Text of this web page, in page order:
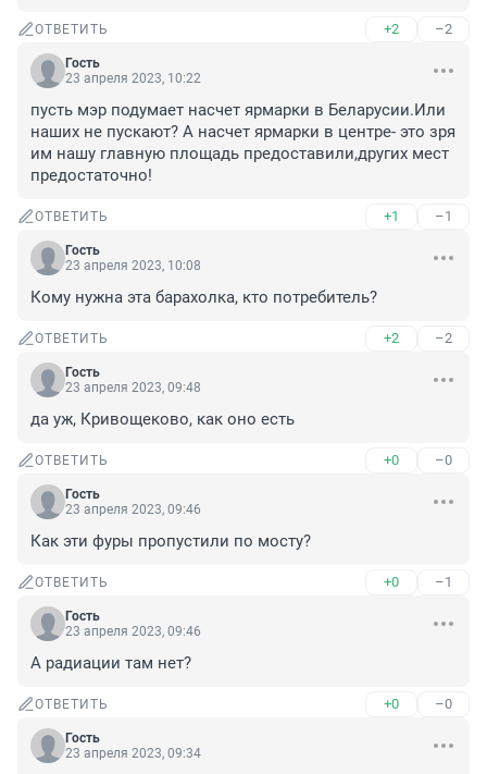
ОТВЕТИТЬ +2 –2
Гость
23 апреля 2023, 10:22
пусть мэр подумает насчет ярмарки в Беларусии.Или
наших не пускают? А насчет ярмарки в центре- это зря
им нашу главную площадь предоставили,других мест
предостаточно!
ОТВЕТИТЬ +1 –1
Гость
23 апреля 2023, 10:08
Кому нужна эта барахолка, кто потребитель?
ОТВЕТИТЬ +2 –2
Гость
23 апреля 2023, 09:48
да уж, Кривощеково, как оно есть
ОТВЕТИТЬ +0 –0
Гость
23 апреля 2023, 09:46
Как эти фуры пропустили по мосту?
ОТВЕТИТЬ +0 –1
Гость
23 апреля 2023, 09:46
А радиации там нет?
ОТВЕТИТЬ +0 –0
Гость
23 апреля 2023, 09:34